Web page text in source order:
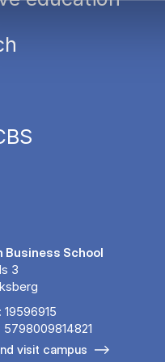
Business School
3
5798009814821
visit campus